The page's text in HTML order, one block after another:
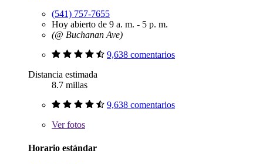
(541) 757-7655
Hoy abierto de 9 a. m. - 5 p. m.
(@ Buchanan Ave)
9,638 comentarios
Distancia estimada
8.7 millas
9,638 comentarios
Verfotos
Horario estándar